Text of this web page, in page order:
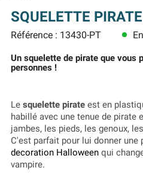
SQUELETTE
Référence : 13430-PT lens
Un squelette de pirate que vous
personnes !
Le squelette pirate est en
habillé avec une tenue de pirate
jambes, les pieds, les genoux,
C'est parfait pour lui donner une
decoration Halloween qui
vampire.